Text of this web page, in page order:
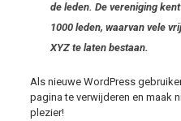
de leden. De vereniging
1000 leden, waarvan vele
XYZ te laten bestaan.
Als nieuwe WordPress
pagina te verwijderen en maak
plezier!